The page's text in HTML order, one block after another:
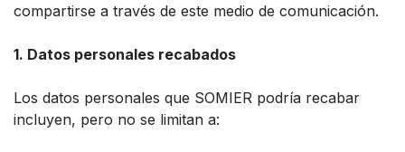
compartirse a través de este medio de comunicación.
1. Datos personales recabados
Los datos personales que SOMIER podría recabar
incluyen, pero no se limitan a: